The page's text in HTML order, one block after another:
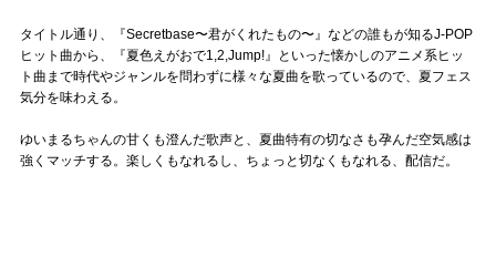
タイトル通り、『Secretbase〜君がくれたもの〜』などの誰もが知るJ-POP
ヒット曲から、『夏色えがおで1,2,Jump!』といった懐かしのアニメ系ヒッ
ト曲まで時代やジャンルを問わずに様々な夏曲を歌っているので、夏フェス
気分を味わえる。
ゆいまるちゃんの甘くも澄んだ歌声と、夏曲特有の切なさも孕んだ空気感は
強くマッチする。楽しくもなれるし、ちょっと切なくもなれる、配信だ。